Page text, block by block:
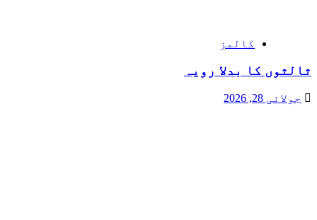
کالمز
ثالثوں کا بدلا رویہ
جولائی 28, 2026